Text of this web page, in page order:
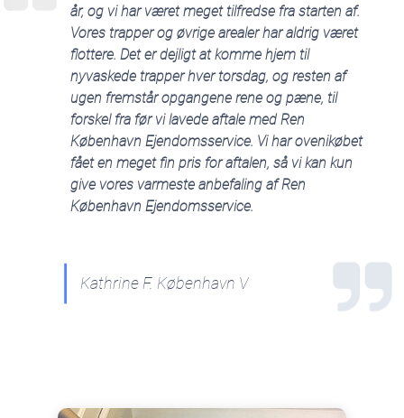
år, og vi har været meget tilfredse fra starten af.
Vores trapper og øvrige arealer har aldrig været
flottere. Det er dejligt at komme hjem til
nyvaskede trapper hver torsdag, og resten af
ugen fremstår opgangene rene og pæne, til
forskel fra før vi lavede aftale med Ren
København Ejendomsservice. Vi har ovenikøbet
fået en meget fin pris for aftalen, så vi kan kun
give vores varmeste anbefaling af Ren
København Ejendomsservice.
Kathrine F. København V